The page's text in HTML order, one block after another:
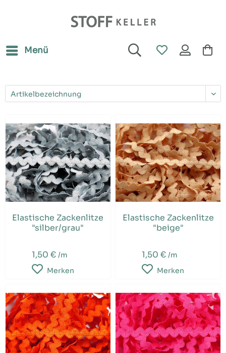
Menü
Elastische Zackenlitze
"silber/grau"
1,50 € /m
Merken
Elastische Zackenlitze
"beige"
1,50 €/m
Merken